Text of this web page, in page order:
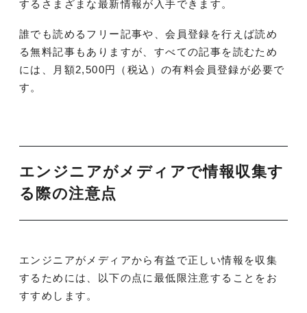
するさまざまな最新情報が入手できます。
誰でも読めるフリー記事や、会員登録を行えば読め
る無料記事もありますが、すべての記事を読むため
には、月額2,500円（税込）の有料会員登録が必要で
す。
エンジニアがメディアで情報収集す
る際の注意点
エンジニアがメディアから有益で正しい情報を収集
するためには、以下の点に最低限注意することをお
すすめします。